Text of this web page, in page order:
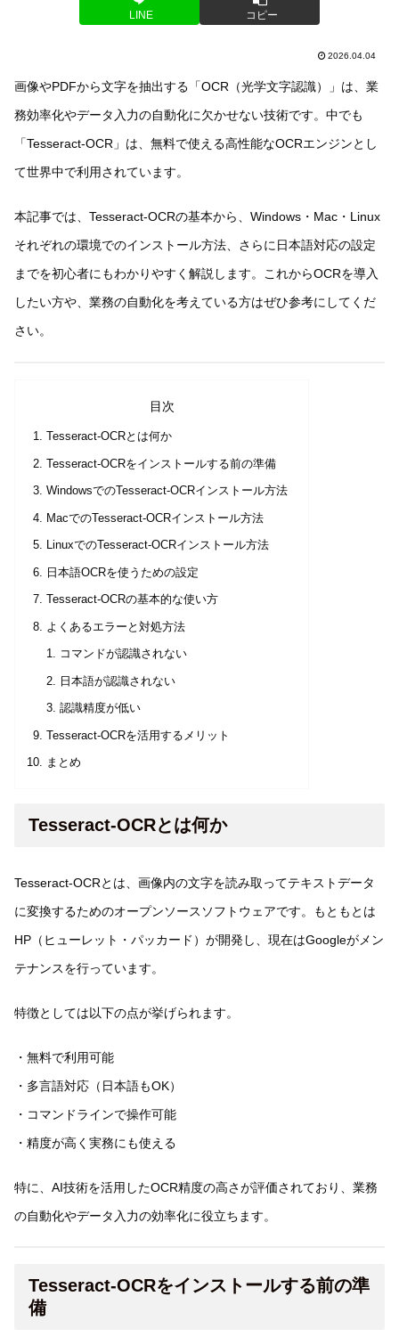
LINE コピー
2026.04.04
画像やPDFから文字を抽出する「OCR（光学文字認識）」は、業
務効率化やデータ入力の自動化に欠かせない技術です。中でも
「Tesseract-OCR」は、無料で使える高性能なOCRエンジンとし
て世界中で利用されています。
本記事では、Tesseract-OCRの基本から、Windows・Mac・Linux
それぞれの環境でのインストール方法、さらに日本語対応の設定
までを初心者にもわかりやすく解説します。これからOCRを導入
したい方や、業務の自動化を考えている方はぜひ参考にしてくだ
さい。
目次
Tesseract-OCRとは何か
Tesseract-OCRをインストールする前の準備
WindowsでのTesseract-OCRインストール方法
MacでのTesseract-OCRインストール方法
LinuxでのTesseract-OCRインストール方法
日本語OCRを使うための設定
Tesseract-OCRの基本的な使い方
よくあるエラーと対処方法
コマンドが認識されない
日本語が認識されない
認識精度が低い
Tesseract-OCRを活用するメリット
まとめ
Tesseract-OCRとは何か
Tesseract-OCRとは、画像内の文字を読み取ってテキストデータ
に変換するためのオープンソースソフトウェアです。もともとは
HP（ヒューレット・パッカード）が開発し、現在はGoogleがメン
テナンスを行っています。
特徴としては以下の点が挙げられます。
・無料で利用可能
・多言語対応（日本語もOK）
・コマンドラインで操作可能
・精度が高く実務にも使える
特に、AI技術を活用したOCR精度の高さが評価されており、業務
の自動化やデータ入力の効率化に役立ちます。
Tesseract-OCRをインストールする前の準
備